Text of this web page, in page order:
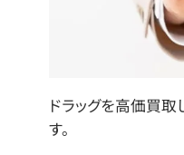
ドラッグを高価買取
す。